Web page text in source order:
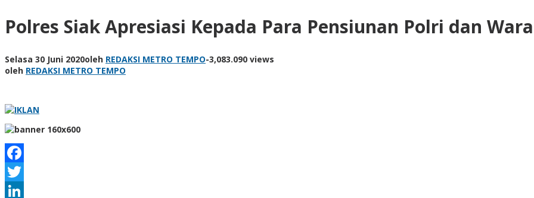
Polres Siak Apresiasi Kepada Para Pensiunan Polri dan
Selasa 30 Juni 2020oleh REDAKSI METRO TEMPO-3,083.090 views
oleh REDAKSI METRO TEMPO
Facebook
Twitter